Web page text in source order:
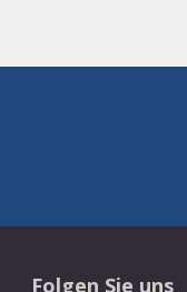
Folgen Sie uns